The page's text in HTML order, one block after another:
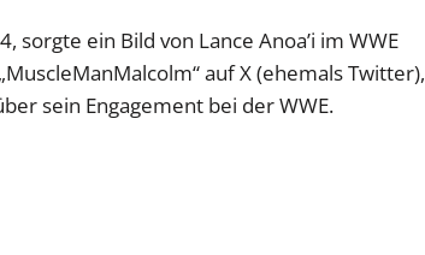
ein Bild von Lance Anoa’i im WWE
auf X (ehemals Twitter),
sein Engagement bei der WWE.